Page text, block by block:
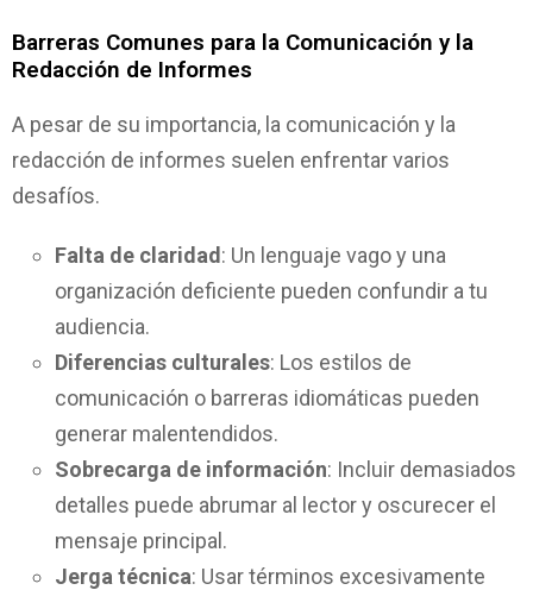
Barreras Comunes para la Comunicación y la
Redacción de Informes
A pesar de su importancia, la comunicación y la
redacción de informes suelen enfrentar varios
desafíos.
Falta de claridad: Un lenguaje vago y una
organización deficiente pueden confundir a tu
audiencia.
Diferencias culturales: Los estilos de
comunicación o barreras idiomáticas pueden
generar malentendidos.
Sobrecarga de información: Incluir demasiados
detalles puede abrumar al lector y oscurecer el
mensaje principal.
Jerga técnica: Usar términos excesivamente